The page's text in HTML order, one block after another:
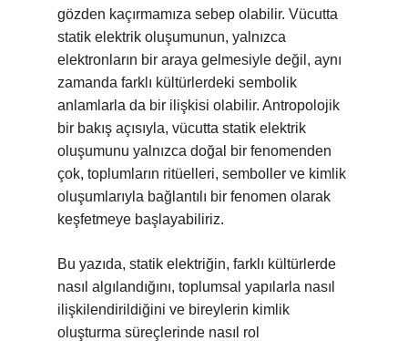
gözden kaçırmamıza sebep olabilir. Vücutta
statik elektrik oluşumunun, yalnızca
elektronların bir araya gelmesiyle değil, aynı
zamanda farklı kültürlerdeki sembolik
anlamlarla da bir ilişkisi olabilir. Antropolojik
bir bakış açısıyla, vücutta statik elektrik
oluşumunu yalnızca doğal bir fenomenden
çok, toplumların ritüelleri, semboller ve kimlik
oluşumlarıyla bağlantılı bir fenomen olarak
keşfetmeye başlayabiliriz.
Bu yazıda, statik elektriğin, farklı kültürlerde
nasıl algılandığını, toplumsal yapılarla nasıl
ilişkilendirildiğini ve bireylerin kimlik
oluşturma süreçlerinde nasıl rol